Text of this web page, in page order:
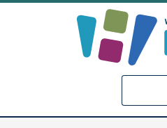
تجاوز إلى المحتوى الرئيسي
Skip to Feedback